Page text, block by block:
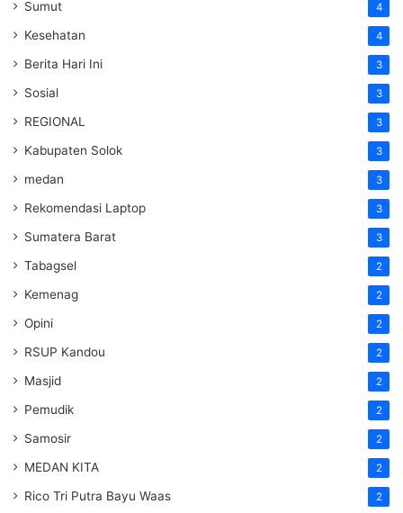
Sumut 4
Kesehatan 4
Berita Hari Ini 3
Sosial 3
REGIONAL 3
Kabupaten Solok 3
medan 3
Rekomendasi Laptop 3
Sumatera Barat 3
Tabagsel 2
Kemenag 2
Opini 2
RSUP Kandou 2
Masjid 2
Pemudik 2
Samosir 2
MEDAN KITA 2
Rico Tri Putra Bayu Waas 2